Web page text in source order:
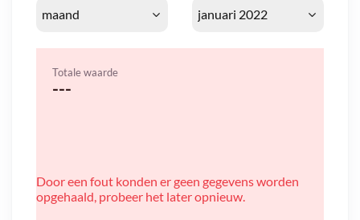
Totale waarde
---
Door een fout konden er geen gegevens worden
opgehaald, probeer het later opnieuw.